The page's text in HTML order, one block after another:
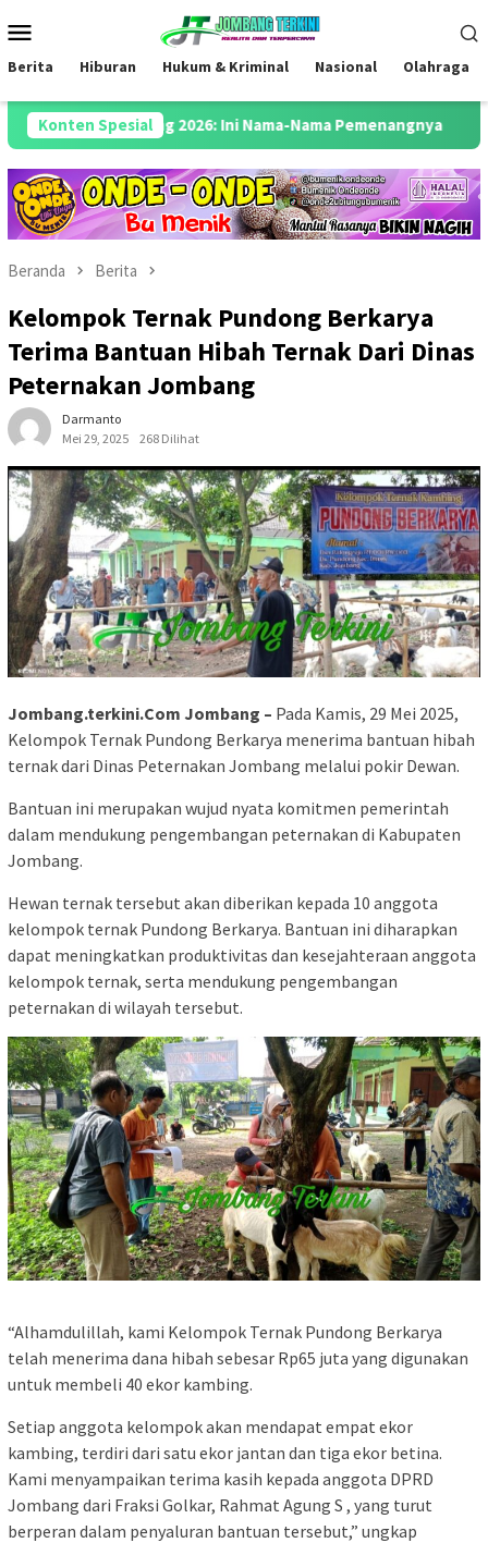
ke
kontenMobile
Berita Hiburan Hukum & Kriminal Nasional Olahraga
Konten Spesial
Jombang 2026: Ini Nama-Nama Pemenangnya
Beranda Berita
Kelompok Ternak Pundong Berkarya
Terima Bantuan Hibah Ternak Dari Dinas
Peternakan Jombang
Darmanto
Mei 29, 2025
268 Dilihat
Jombang.terkini.Com Jombang – Pada Kamis, 29 Mei 2025,
Kelompok Ternak Pundong Berkarya menerima bantuan hibah
ternak dari Dinas Peternakan Jombang melalui pokir Dewan.
Bantuan ini merupakan wujud nyata komitmen pemerintah
dalam mendukung pengembangan peternakan di Kabupaten
Jombang.
Hewan ternak tersebut akan diberikan kepada 10 anggota
kelompok ternak Pundong Berkarya. Bantuan ini diharapkan
dapat meningkatkan produktivitas dan kesejahteraan anggota
kelompok ternak, serta mendukung pengembangan
peternakan di wilayah tersebut.
“Alhamdulillah, kami Kelompok Ternak Pundong Berkarya
telah menerima dana hibah sebesar Rp65 juta yang digunakan
untuk membeli 40 ekor kambing.
Setiap anggota kelompok akan mendapat empat ekor
kambing, terdiri dari satu ekor jantan dan tiga ekor betina.
Kami menyampaikan terima kasih kepada anggota DPRD
Jombang dari Fraksi Golkar, Rahmat Agung S , yang turut
berperan dalam penyaluran bantuan tersebut,” ungkap